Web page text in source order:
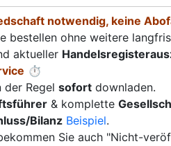
notwendig, keine
bestellen ohne weitere
aktueller
⏱️
der Regel sofort downladen.
& komplette
Bilanz Beispiel.
Sie auch "Nicht-